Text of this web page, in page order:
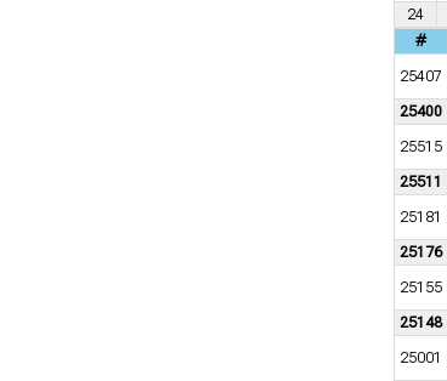
24
#
25407
25400
25515
25511
25181
25176
25155
25148
25001